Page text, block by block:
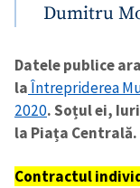
Dumitru
Datele publice
laÎntrepriderea
2020. Soțul ei,
la Piața Centrală.
Contractul